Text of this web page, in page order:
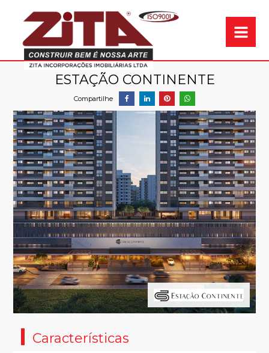
Garantia de
ESTAÇÃO CONTINENTE
Características